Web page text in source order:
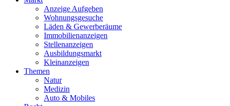
Anzeige Aufgeben
Wohnungsgesuche
Läden & Gewerberäume
Immobilienanzeigen
Stellenanzeigen
Ausbildungsmarkt
Kleinanzeigen
Themen
Natur
Medizin
Auto & Mobiles